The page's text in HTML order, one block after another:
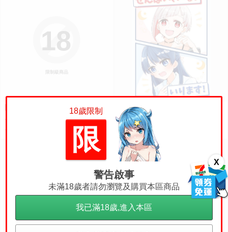
X
限制級商品
18
同人誌[3788891][紙袋works (環
月紙袋)]つづさや同棲はじめての
夏合同サマーハッピーデイズ (蓮
之空女學院學園偶像俱樂部)
同人誌[3788892][紙袋works (環
月紙袋)]せんぱい、いるいります
(蓮之空女學院學園偶像俱樂部)
售價 310
18歲限制
限
警告啟事
未滿18歲者請勿瀏覽及購買本區商品
我已滿18歲,進入本區